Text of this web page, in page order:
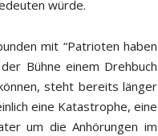
würde.
mit “Patrioten haben
Bühne einem Drehbuch
steht bereits länger
eine Katastrophe, eine
um die Anhörungen im